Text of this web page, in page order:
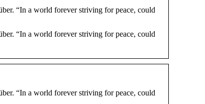
“In a world forever striving for peace, could
“In a world forever striving for peace, could
“In a world forever striving for peace, could